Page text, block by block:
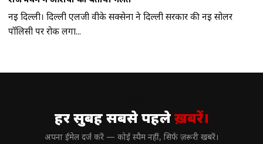
नई दिल्ली। दिल्ली एलजी वीके सक्सेना ने दिल्ली सरकार की नई सोलर
पॉलिसी पर रोक लगा...
हर सुबह सबसे पहलेख़बरें।
अपना ईमेल दर्ज करें — कोई स्पैम नहीं, सिर्फ ज़रूरी खबरें।